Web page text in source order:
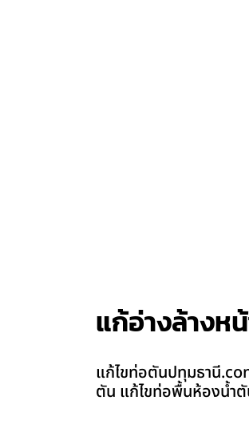
แก้อ่างล้างห
แก้ไขท่อตันปทุมธานี
ตัน แก้ไขท่อพื้นห้องน้ำตั